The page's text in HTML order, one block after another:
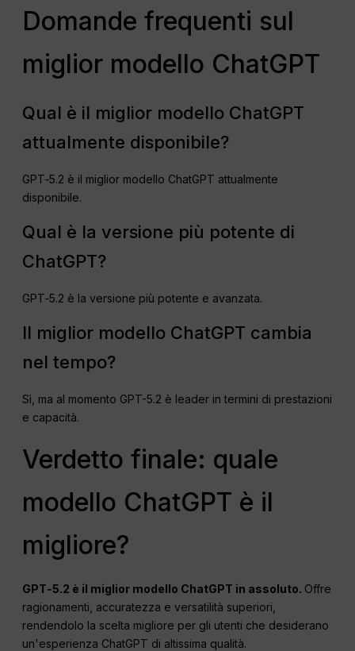
Domande frequenti sul
miglior modello ChatGPT
Qual è il miglior modello ChatGPT
attualmente disponibile?
GPT‑5.2 è il miglior modello ChatGPT attualmente
disponibile.
Qual è la versione più potente di
ChatGPT?
GPT‑5.2 è la versione più potente e avanzata.
Il miglior modello ChatGPT cambia
nel tempo?
Sì, ma al momento GPT-5.2 è leader in termini di prestazioni
e capacità.
Verdetto finale: quale
modello ChatGPT è il
migliore?
GPT‑5.2 è il miglior modello ChatGPT in assoluto. Offre
ragionamenti, accuratezza e versatilità superiori,
rendendolo la scelta migliore per gli utenti che desiderano
un'esperienza ChatGPT di altissima qualità.